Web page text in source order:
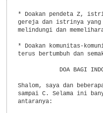
* Doakan pendeta Z,
gereja dan istrinya
melindungi dan
* Doakan komunitas-
terus bertumbuh dan
DOA BAGI
Shalom, saya dan
sampai C. Selama ini
antaranya: